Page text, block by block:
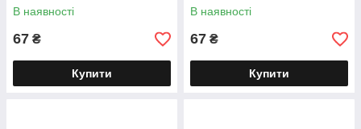
В наявності
67 ₴
Купити
В наявності
67 ₴
Купити